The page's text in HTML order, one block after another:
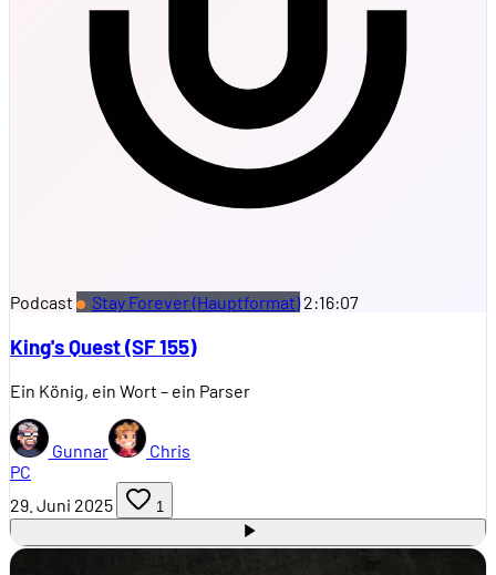
Podcast Stay Forever (Hauptformat) 2:16:07
King's Quest (SF 155)
Ein König, ein Wort – ein Parser
Gunnar
Chris
PC
29. Juni 2025
1